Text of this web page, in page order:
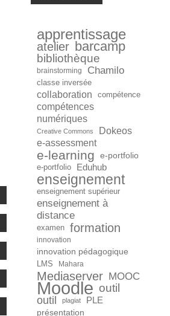
apprentissage
atelier barcamp
bibliothèque
brainstorming Chamilo
classe inversée
collaboration compétence
compétences
numériques
Creative Commons
Dokeos
e-assessment
e-learning e-portfolio
e-portfolio Eduhub
enseignement
enseignement supérieur
enseignement à
distance
examen formation
innovation
innovation pédagogique
LMS Mahara
Mediaserver MOOC
Moodle outil
outil plagiat PLE
présentation